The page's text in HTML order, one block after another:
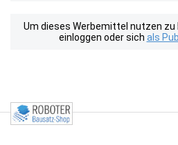
Um dieses Werbemittel nutzen zu
einloggen oder sich als